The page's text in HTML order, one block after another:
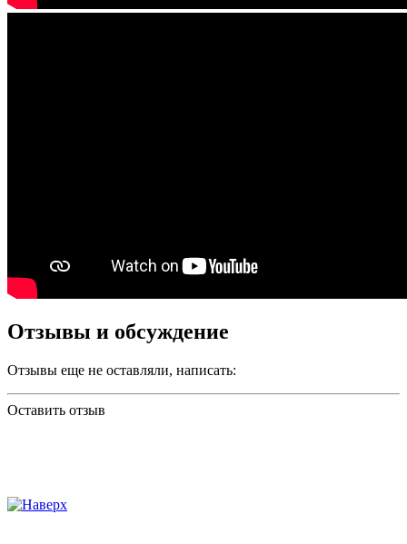
Отзывы и обсуждение
Отзывы еще не оставляли, написать:
Оставить отзыв